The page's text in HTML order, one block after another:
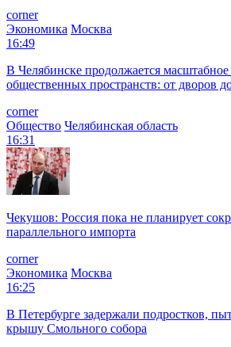
corner
Экономика Москва
16:49
В Челябинске продолжается
общественных пространств: от дворов
corner
Общество Челябинская область
16:31
Чекушов: Россия пока не планирует
параллельного импорта
corner
Экономика Москва
16:25
В Петербурге задержали подростков,
крышу Смольного собора